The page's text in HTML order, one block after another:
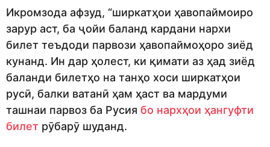
Икромзода афзуд, “ширкатҳои ҳавопаймоиро
зарур аст, ба ҷойи баланд кардани нархи
билет теъдоди парвози ҳавопаймоҳоро зиёд
кунанд. Ин дар ҳолест, ки қимати аз ҳад зиёд
баланди билетҳо на танҳо хоси ширкатҳои
русӣ, балки ватанӣ ҳам ҳаст ва мардуми
ташнаи парвоз ба Русия бо нархҳои ҳангуфти
билет рӯбарӯ шуданд.